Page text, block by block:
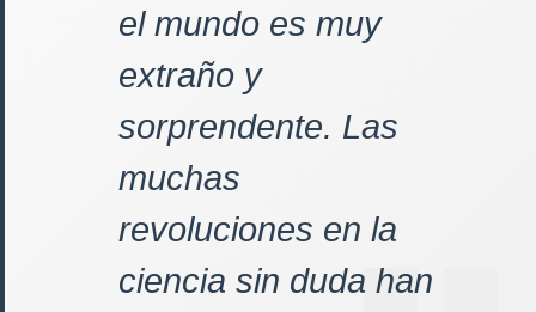
el mundo es muy
extraño y
sorprendente. Las
muchas
revoluciones en la
ciencia sin duda han